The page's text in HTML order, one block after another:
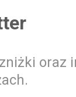
oraz